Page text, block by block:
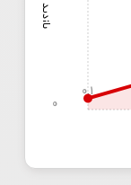
بازدید
0.1
0